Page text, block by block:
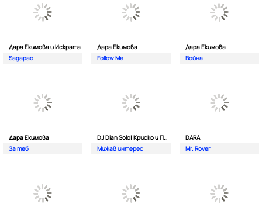
Дара Екимова и Искрата
Sagapao
Дара Екимова
Follow Me
Дара Екимова
Война
Дара Екимова
За теб
DJ Dian Solo| Криско и Панайот Панайотов
Мижав интерес
DARA
Mr. Rover